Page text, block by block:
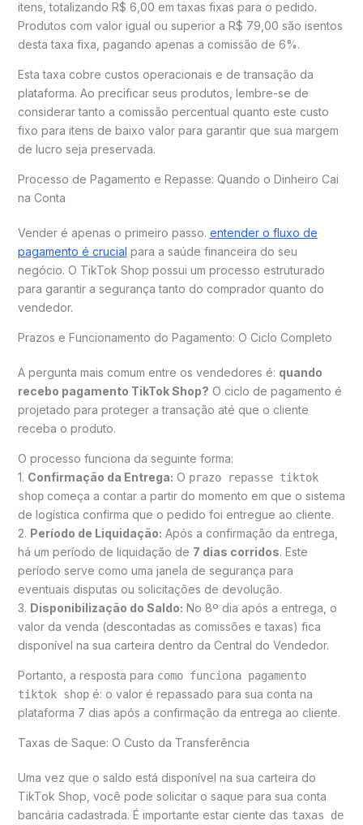
itens, totalizando R$ 6,00 em taxas fixas para o pedido.
Produtos com valor igual ou superior a R$ 79,00 são isentos
desta taxa fixa, pagando apenas a comissão de 6%.
Esta taxa cobre custos operacionais e de transação da
plataforma. Ao precificar seus produtos, lembre-se de
considerar tanto a comissão percentual quanto este custo
fixo para itens de baixo valor para garantir que sua margem
de lucro seja preservada.
Processo de Pagamento e Repasse: Quando o Dinheiro Cai
na Conta
Vender é apenas o primeiro passo. entender o fluxo de
pagamento é crucial para a saúde financeira do seu
negócio. O TikTok Shop possui um processo estruturado
para garantir a segurança tanto do comprador quanto do
vendedor.
Prazos e Funcionamento do Pagamento: O Ciclo Completo
A pergunta mais comum entre os vendedores é: quando
recebo pagamento TikTok Shop? O ciclo de pagamento é
projetado para proteger a transação até que o cliente
receba o produto.
O processo funciona da seguinte forma:
1. Confirmação da Entrega: O prazo repasse tiktok
shopcomeça a contar a partir do momento em que o sistema
de logística confirma que o pedido foi entregue ao cliente.
2. Período de Liquidação: Após a confirmação da entrega,
há um período de liquidação de 7 dias corridos. Este
período serve como uma janela de segurança para
eventuais disputas ou solicitações de devolução.
3. Disponibilização do Saldo: No 8º dia após a entrega, o
valor da venda (descontadas as comissões e taxas) fica
disponível na sua carteira dentro da Central do Vendedor.
Portanto, a resposta para como funciona pagamento
tiktok shopé: o valor é repassado para sua conta na
plataforma 7 dias após a confirmação da entrega ao cliente.
Taxas de Saque: O Custo da Transferência
Uma vez que o saldo está disponível na sua carteira do
TikTok Shop, você pode solicitar o saque para sua conta
bancária cadastrada. É importante estar ciente das taxas de